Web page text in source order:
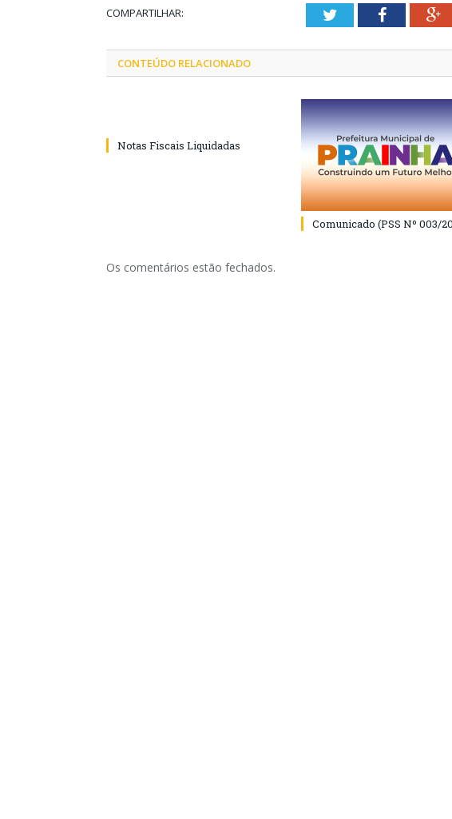
COMPARTILHAR: TwitterFacebook
CONTEÚDO RELACIONADO
Notas Fiscais Liquidadas
Comunicado (PSS Nº 003/
Os comentários estão fechados.